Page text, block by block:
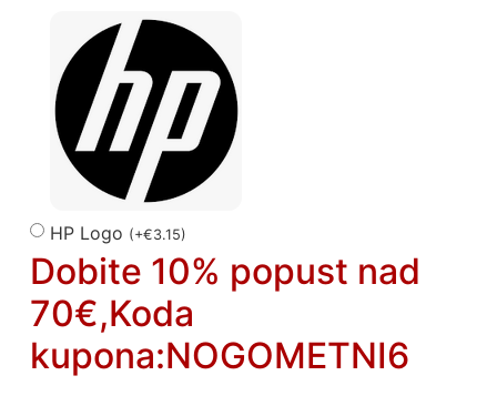
HP Logo (+€3.15)
Dobite 10% popust nad
70€,Koda
kupona:NOGOMETNI6